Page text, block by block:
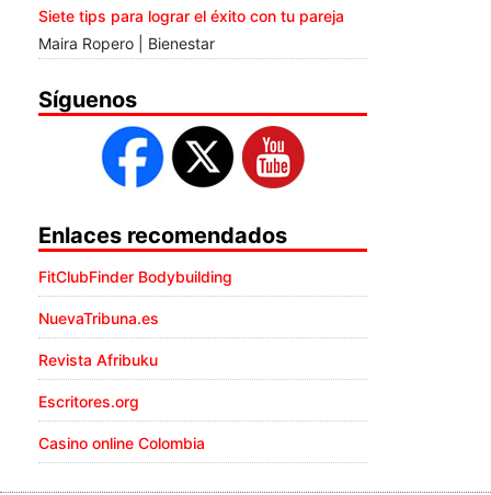
Siete tips para lograr el éxito con tu pareja
Maira Ropero | Bienestar
Síguenos
Enlaces recomendados
FitClubFinder Bodybuilding
NuevaTribuna.es
Revista Afribuku
Escritores.org
Casino online Colombia